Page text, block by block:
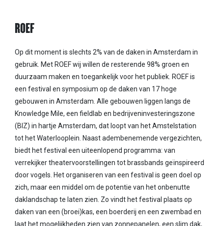
ROEF
Op dit moment is slechts 2% van de daken in Amsterdam in
gebruik. Met ROEF wij willen de resterende 98% groen en
duurzaam maken en toegankelijk voor het publiek. ROEF is
een festival en symposium op de daken van 17 hoge
gebouwen in Amsterdam. Alle gebouwen liggen langs de
Knowledge Mile, een fieldlab en bedrijveninvesteringszone
(BIZ) in hartje Amsterdam, dat loopt van het Amstelstation
tot het Waterlooplein. Naast adembenemende vergezichten,
biedt het festival een uiteenlopend programma: van
verrekijker theatervoorstellingen tot brassbands geïnspireerd
door vogels. Het organiseren van een festival is geen doel op
zich, maar een middel om de potentie van het onbenutte
daklandschap te laten zien. Zo vindt het festival plaats op
daken van een (broei)kas, een boerderij en een zwembad en
laat het mogelijkheden zien van zonnepanelen, een slim dak,